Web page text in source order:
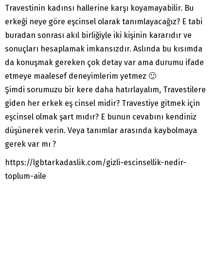
Travestinin kadınsı hallerine karşı koyamayabilir. Bu
erkeği neye göre eşcinsel olarak tanımlayacağız? E tabi
buradan sonrası akıl birliğiyle iki kişinin kararıdır ve
sonuçları hesaplamak imkansızdır. Aslında bu kısımda
da konuşmak gereken çok detay var ama durumu ifade
etmeye maalesef deneyimlerim yetmez 🙂
Şimdi sorumuzu bir kere daha hatırlayalım, Travestilere
giden her erkek eş cinsel midir? Travestiye gitmek için
eşcinsel olmak şart mıdır? E bunun cevabını kendiniz
düşünerek verin. Veya tanımlar arasında kaybolmaya
gerek var mı ?
https://lgbtarkadaslik.com/gizli-escinsellik-nedir-
toplum-aile